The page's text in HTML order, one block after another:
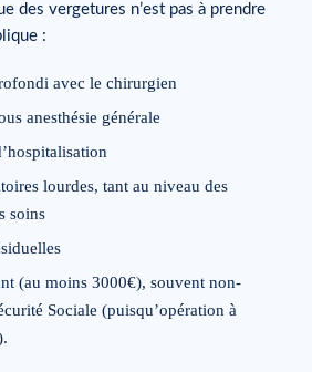
des vergetures n’est pas à prendre
:
avec le chirurgien
anesthésie générale
lourdes, tant au niveau des
soins
(au moins 3000€), souvent non-
Sociale (puisqu’opération à